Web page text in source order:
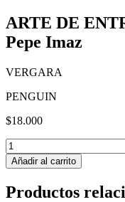
ARTE DE
Pepe Imaz
VERGARA
PENGUIN
$18.000
ARTE
DE
ENTRENAR
TU
Añadir al carrito
Productos